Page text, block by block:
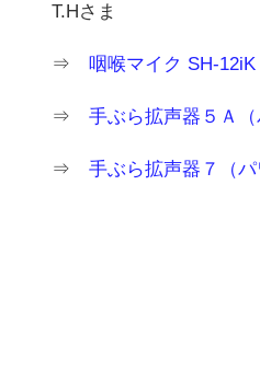
T.Hさま
⇒咽喉マイク SH-
⇒手ぶら拡声器５Ａ
⇒手ぶら拡声器７（